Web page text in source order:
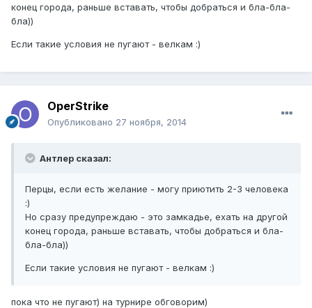
конец города, раньше вставать, чтобы добраться и бла-бла-
бла))
Если такие условия не пугают - велкам :)
OperStrike
Опубликовано 27 ноября, 2014
Антлер сказал:
Перцы, если есть желание - могу приютить 2-3 человека
:)
Но сразу предупреждаю - это замкадье, ехать на другой
конец города, раньше вставать, чтобы добраться и бла-
бла-бла))
Если такие условия не пугают - велкам :)
пока что не пугают) на турнире обговорим)